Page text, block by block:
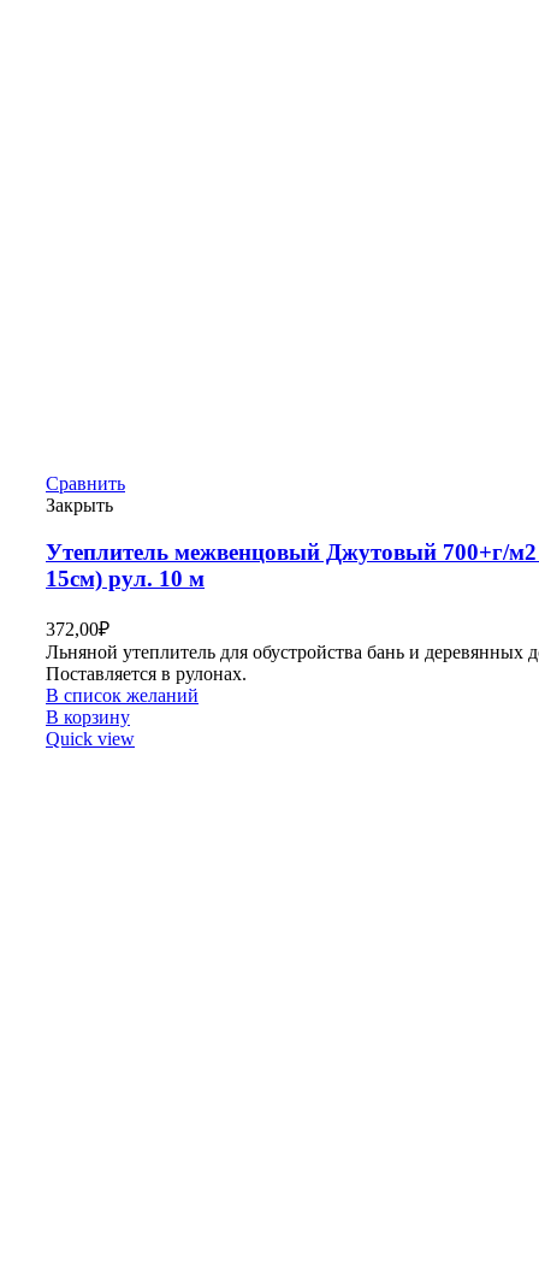
Сравнить
Закрыть
Утеплитель межвенцовый Джутовый 700+г/
15см) рул. 10 м
372,00₽
Льняной утеплитель для обустройства бань и деревянных
Поставляется в рулонах.
В список желаний
В корзину
Quick view